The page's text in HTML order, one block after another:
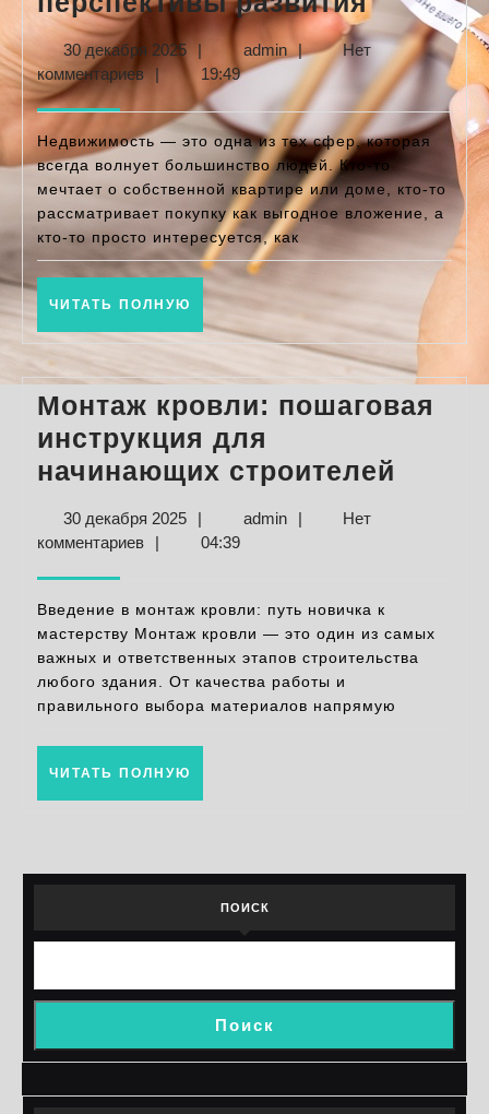
2025:
и
30 декабря 202530
декабря
2025
| adminadmin
|
Нет
комментариев | 19:49
Недвижимость — это одна из тех сфер, которая
всегда волнует большинство людей. Кто-то
мечтает о собственной квартире или доме, кто-то
рассматривает покупку как выгодное вложение, а
кто-то просто интересуется, как
ЧИТАТЬ ПОЛНУЮ ЧИТАТЬ
ПОЛНУЮ
Монтаж кровли: пошаговая
инструкция для
начинающих строителей
30 декабря 202530
декабря
| adminadmin
|
Нет
комментариев
| 04:39
Введение в монтаж кровли: путь новичка к
мастерству Монтаж кровли — это один из самых
важных и ответственных этапов строительства
любого здания. От качества работы и
правильного выбора материалов напрямую
ЧИТАТЬ ПОЛНУЮ
ПОИСК
Поиск